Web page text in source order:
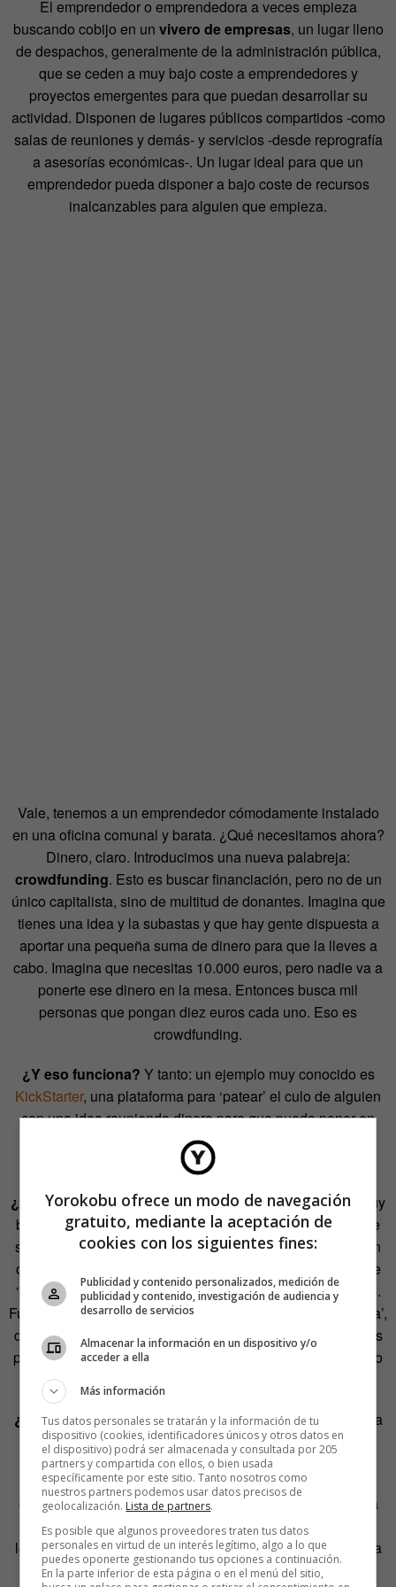
El emprendedor o emprendedora a veces empieza
buscando cobijo en un vivero de empresas, un lugar lleno
de despachos, generalmente de la administración pública,
que se ceden a muy bajo coste a emprendedores y
proyectos emergentes para que puedan desarrollar su
actividad. Disponen de lugares públicos compartidos -como
salas de reuniones y demás- y servicios -desde reprografía
a asesorías económicas-. Un lugar ideal para que un
emprendedor pueda disponer a bajo coste de recursos
inalcanzables para alguien que empieza.
Vale, tenemos a un emprendedor cómodamente instalado
en una oficina comunal y barata. ¿Qué necesitamos ahora?
Dinero, claro. Introducimos una nueva palabreja:
crowdfunding. Esto es buscar financiación, pero no de un
único capitalista, sino de multitud de donantes. Imagina que
tienes una idea y la subastas y que hay gente dispuesta a
aportar una pequeña suma de dinero para que la lleves a
cabo. Imagina que necesitas 10.000 euros, pero nadie va a
ponerte ese dinero en la mesa. Entonces busca mil
personas que pongan diez euros cada uno. Eso es
crowdfunding.
¿Y eso funciona? Y tanto: un ejemplo muy conocido es
KickStarter, una plataforma para ‘patear’ el culo de alguien
con una idea reuniendo dinero para que pueda poner en
marcha su proyecto. Aceptan cualquier tipo de proyecto
siempre y cuando sea innovador.
¿Y en España eso funciona?Claro. Aquí tenemos un muy
buen ejemplo, el de ‘El Cosmonauta‘, un largometraje que
se está llevando a cabo gracias a una pequeña aportación
captada vía crowdfunding. Y tenemos una versión local de
‘Kickstarter’, pero con un nombre algo más fino:Lánzanos.
Funciona de forma sencilla: te das de alta y pasas a ‘la caja’,
de donde salen sólo los proyectos con más votos recibidos
para intentar recibir la financiación solicitada en un número
¿Y qué gana quien te apoya?Eso lo decides tú: según la
cantidad que te donen puedes fijar una compensación.
También hay proyectos de crowdfunding sectoriales. Por
ejemplo12designerreúne a creativos y diseñadores para
poner al alcance de cualquiera su talento a bajo coste:
logotipos, eslóganes, imágenes corporativas… la empresa
pone el precio y un grupo de profesionales responde. O
Yorokobu ofrece un modo de navegación
gratuito, mediante la aceptación de
cookies con los siguientes fines:
Publicidad y contenido personalizados, medición de
publicidad y contenido, investigación de audiencia y
desarrollo de servicios
Almacenar la información en un dispositivo y/o
acceder a ella
Más información
Tus datos personales se tratarán y la información de tu
dispositivo (cookies, identificadores únicos y otros datos en
el dispositivo) podrá ser almacenada y consultada por 205
partners y compartida con ellos, o bien usada
específicamente por este sitio. Tanto nosotros como
nuestros partners podemos usar datos precisos de
geolocalización. Lista de partners.
Es posible que algunos proveedores traten tus datos
personales en virtud de un interés legítimo, algo a lo que
puedes oponerte gestionando tus opciones a continuación.
En la parte inferior de esta página o en el menú del sitio,